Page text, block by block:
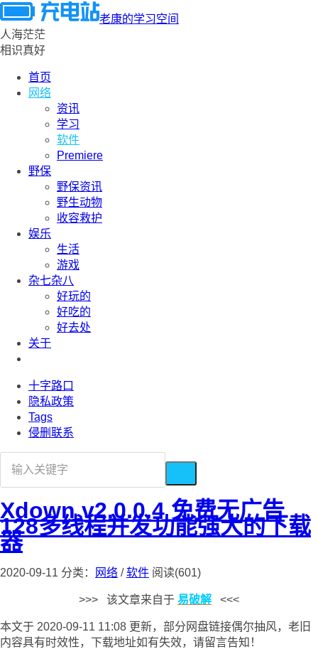
老康的学习空间
人海茫茫
相识真好
首页
网络
资讯
学习
软件
Premiere
野保
野保资讯
野生动物
收容救护
娱乐
生活
游戏
杂七杂八
好玩的
好吃的
好去处
关于
十字路口
隐私政策
Tags
侵删联系
Xdown v2.0.0.4 免费无广告
128多线程并发功能强大的下载
器
2020-09-11 分类： 网络 /软件 阅读(601)
>>> 该文章来自于 易破解 <<<
本文于 2020-09-11 11:08 更新，部分网盘链接偶尔抽风，老旧
内容具有时效性，下载地址如有失效，请留言告知！